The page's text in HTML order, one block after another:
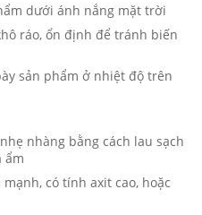
dưới ánh nắng mặt trời
ráo, ổn định để tránh biến
sản phẩm ở nhiệt độ trên
nhàng bằng cách lau sạch
ẩm
có tính axit cao, hoặc